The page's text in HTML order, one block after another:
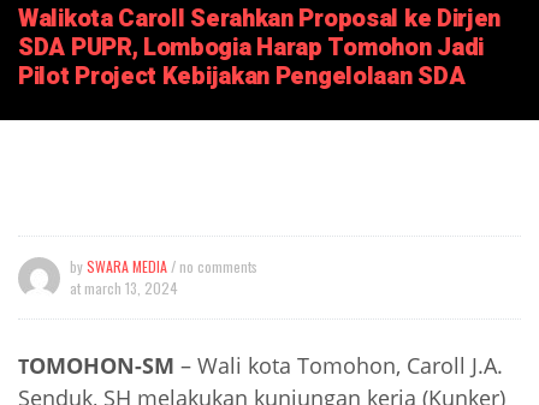
Walikota Caroll Serahkan Proposal ke Dirjen
SDA PUPR, Lombogia Harap Tomohon Jadi
Pilot Project Kebijakan Pengelolaan SDA
bySWARA MEDIA/ no comments
at march 13, 2024
TOMOHON-SM – Wali kota Tomohon, Caroll J.A.
Senduk, SH melakukan kunjungan kerja (Kunker)